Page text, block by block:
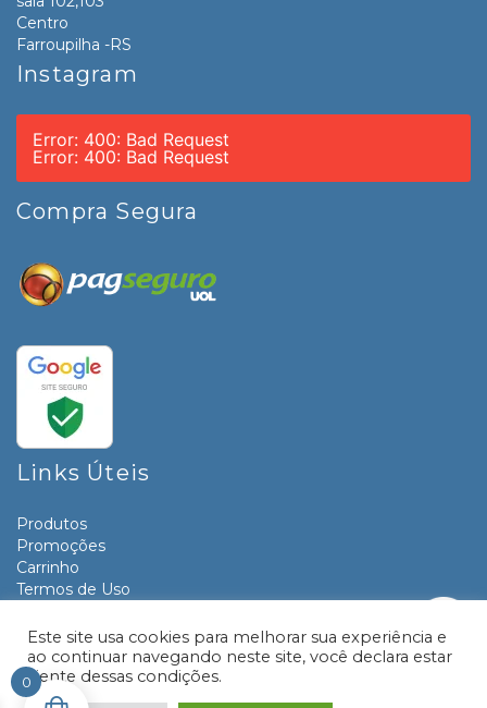
Centro
Farroupilha -RS
Instagram
Error: 400: Bad Request
Error: 400: Bad Request
Compra Segura
Links Úteis
Produtos
Promoções
Carrinho
Termos de Uso
Contato
© 2026 Livraria e Papelaria Paraná | Desenvolvido por:
Este site usa cookies para melhorar sua experiência e
ao continuar navegando neste site, você declara estar
ciente dessas condições.
0